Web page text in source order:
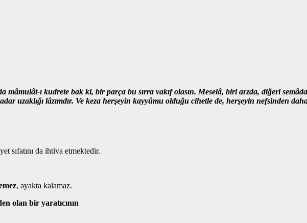
mâmulât-ı kudrete bak ki, bir parça bu sırra vakıf olasın. Meselâ, biri arzda, diğeri
uzaklığı lâzımdır. Ve keza herşeyin kayyûmu olduğu cihetle de, herşeyin nefsinden
sıfatını da ihtiva etmektedir.
, ayakta kalamaz.
olan bir yaratıcının